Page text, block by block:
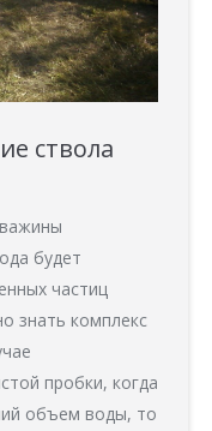
ствола
будет
частиц
знать комплекс
пробки, когда
объем воды, то